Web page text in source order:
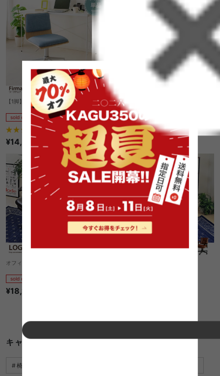
【1脚】Firma ワークチェア
sold out
3
¥14,900
【1脚】Gracia ワークチェア
sold out
¥19,180
オフィスチェアー LOG
sold out
¥18,110
1件〜34件（全34件）
キャスター 椅子に関するキーワード
椅子 シンプル